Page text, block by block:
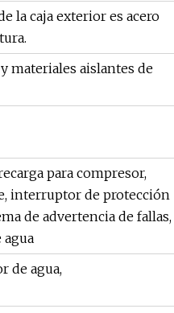
la caja exterior es acero
materiales aislantes de
para compresor,
interruptor de protección
de advertencia de fallas,
de agua,